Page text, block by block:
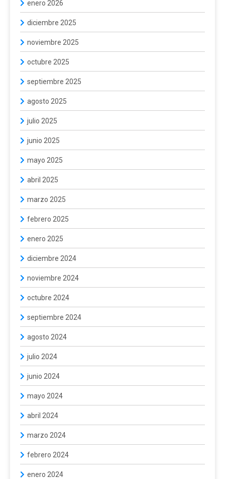
enero 2026
diciembre 2025
noviembre 2025
octubre 2025
septiembre 2025
agosto 2025
julio 2025
junio 2025
mayo 2025
abril 2025
marzo 2025
febrero 2025
enero 2025
diciembre 2024
noviembre 2024
octubre 2024
septiembre 2024
agosto 2024
julio 2024
junio 2024
mayo 2024
abril 2024
marzo 2024
febrero 2024
enero 2024